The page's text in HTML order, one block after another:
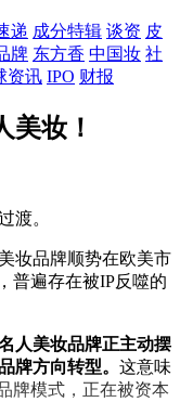
递 成分特辑 谈资 皮
牌 东方香 中国妆 社
资讯 IPO 财报
美妆！
渡。
妆品牌顺势在欧美市
普遍存在被IP反噬的
人美妆品牌正主动摆
牌方向转型。 这意味
牌模式，正在被资本